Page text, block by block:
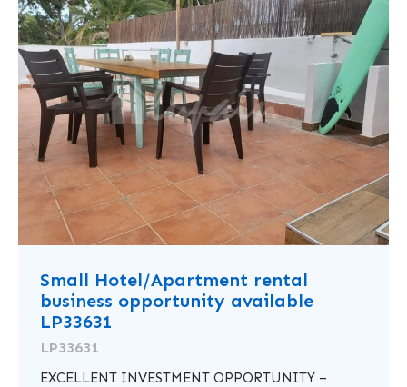
Small Hotel/Apartment rental
business opportunity available
LP33631
LP33631
EXCELLENT INVESTMENT OPPORTUNITY –